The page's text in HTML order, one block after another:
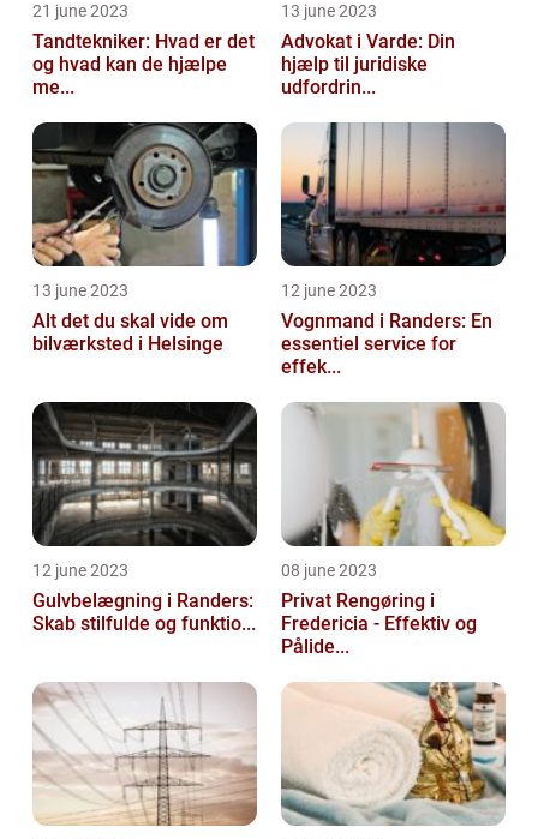
21 june 2023
Tandtekniker: Hvad er det
og hvad kan de hjælpe
me...
13 june 2023
Advokat i Varde: Din
hjælp til juridiske
udfordrin...
13 june 2023
Alt det du skal vide om
bilværksted i Helsinge
12 june 2023
Vognmand i Randers: En
essentiel service for
effek...
12 june 2023
Gulvbelægning i Randers:
Skab stilfulde og funktio...
08 june 2023
Privat Rengøring i
Fredericia - Effektiv og
Pålide...